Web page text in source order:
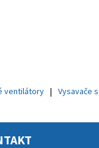
ventilátory Vysavače